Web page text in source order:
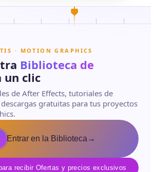
· MOTION GRAPHICS
Biblioteca de
un clic
de After Effects, tutoriales de
gratuitas para tus proyectos
Entrar en la Biblioteca →
recibir Ofertas y precios exclusivos